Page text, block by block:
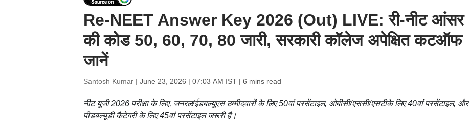
Re-NEET Answer Key 2026 (Out) LIVE: री-नीट आंसर
की कोड 50, 60, 70, 80 जारी, सरकारी कॉलेज अपेक्षित कटऑफ
जानें
Santosh Kumar | June 23, 2026 | 07:03 AM IST| 6 mins read
नीट यूजी 2026 परीक्षा के लिए, जनरल/ईडबल्यूएस उम्मीदवारों के लिए 50वां परसेंटाइल, ओबीसी/एससी/एसटीके लिए 40वां परसेंटाइल, और
पीडबल्यूडी कैटेगरी के लिए 45वां परसेंटाइल जरूरी है।